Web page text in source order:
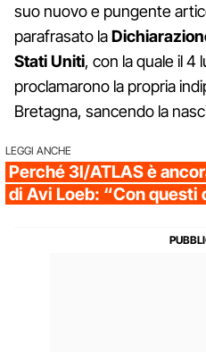
suo nuovo e pungente
parafrasato la
Stati Uniti, con la quale il 4
proclamarono la propria
Bretagna, sancendo la
LEGGI ANCHE
Perché 3I/ATLAS è
di Avi Loeb: “Con questi